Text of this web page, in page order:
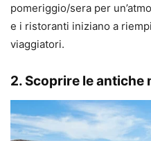
pomeriggio/sera per
e i ristoranti iniziano a
viaggiatori.
2. Scoprire le antiche